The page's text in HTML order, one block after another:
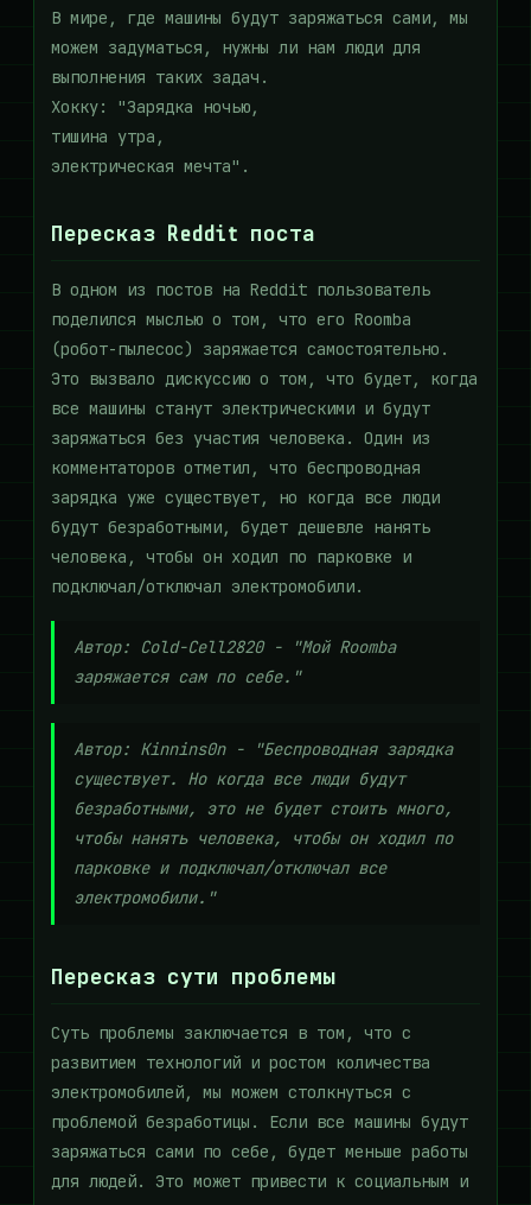
В мире, где машины будут заряжаться сами, мы
можем задуматься, нужны ли нам люди для
выполнения таких задач.
Хокку: "Зарядка ночью,
тишина утра,
электрическая мечта".
Пересказ Reddit поста
В одном из постов на Reddit пользователь
поделился мыслью о том, что его Roomba
(робот-пылесос) заряжается самостоятельно.
Это вызвало дискуссию о том, что будет, когда
все машины станут электрическими и будут
заряжаться без участия человека. Один из
комментаторов отметил, что беспроводная
зарядка уже существует, но когда все люди
будут безработными, будет дешевле нанять
человека, чтобы он ходил по парковке и
подключал/отключал электромобили.
Автор: Cold-Cell2820 - "Мой Roomba
заряжается сам по себе."
Автор: Kinnins0n - "Беспроводная зарядка
существует. Но когда все люди будут
безработными, это не будет стоить много,
чтобы нанять человека, чтобы он ходил по
парковке и подключал/отключал все
электромобили."
Пересказ сути проблемы
Суть проблемы заключается в том, что с
развитием технологий и ростом количества
электромобилей, мы можем столкнуться с
проблемой безработицы. Если все машины будут
заряжаться сами по себе, будет меньше работы
для людей. Это может привести к социальным и